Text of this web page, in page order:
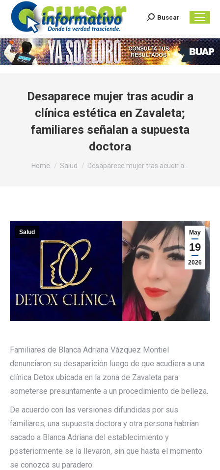
Search:
Buscar
Desaparece mujer tras acudir a
clínica estética en Zavaleta;
familiares señalan a supuesta
doctora
You are here:
Home Salud Desaparece mujer tras acudir a…
May
19
2026
Salud
Familiares de Blanca Adriana Vázquez Montiel
denunciaron su desaparición luego de que acudiera a una
clínica Detox ubicada en la zona de Zavaleta para
someterse presuntamente a un procedimiento de belleza.
De acuerdo con las versiones difundidas por sus
familiares, una supuesta doctora y otra persona habrían
sacado a Blanca Adriana del establecimiento y
posteriormente se la llevaron, sin que hasta el momento
se conozca su paradero.